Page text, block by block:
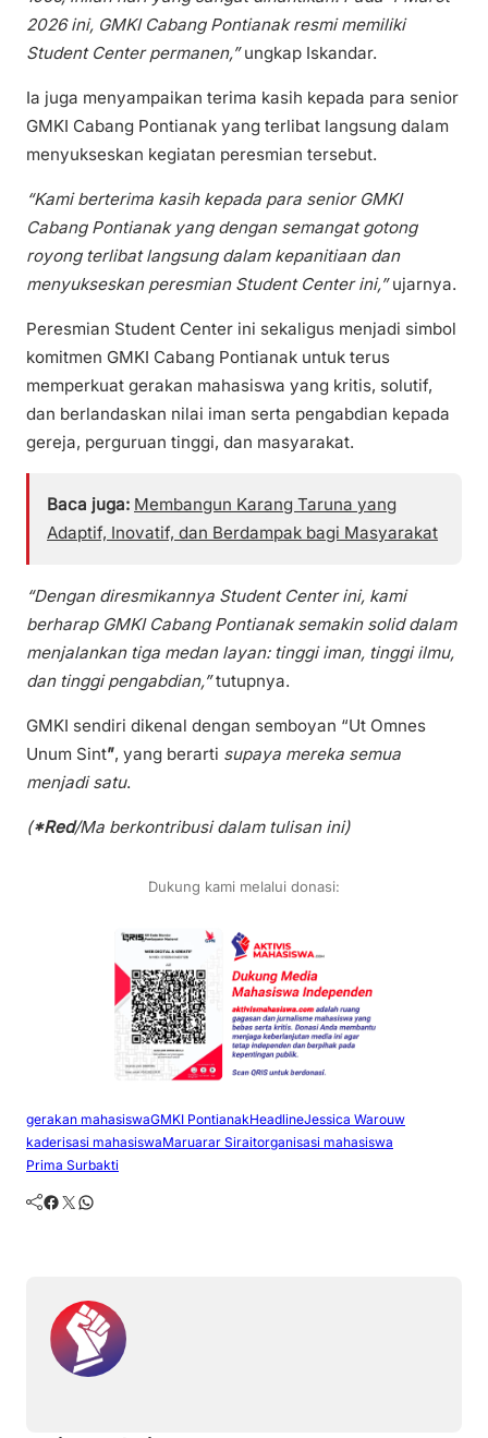
2026 ini, GMKI Cabang Pontianak resmi memiliki
Student Center permanen,”ungkap Iskandar.
Ia juga menyampaikan terima kasih kepada para senior
GMKI Cabang Pontianak yang terlibat langsung dalam
menyukseskan kegiatan peresmian tersebut.
“Kami berterima kasih kepada para senior GMKI
Cabang Pontianak yang dengan semangat gotong
royong terlibat langsung dalam kepanitiaan dan
menyukseskan peresmian Student Center ini,”ujarnya.
Peresmian Student Center ini sekaligus menjadi simbol
komitmen GMKI Cabang Pontianak untuk terus
memperkuat gerakan mahasiswa yang kritis, solutif,
dan berlandaskan nilai iman serta pengabdian kepada
gereja, perguruan tinggi, dan masyarakat.
Baca juga: Membangun Karang Taruna yang
Adaptif, Inovatif, dan Berdampak bagi Masyarakat
“Dengan diresmikannya Student Center ini, kami
berharap GMKI Cabang Pontianak semakin solid dalam
menjalankan tiga medan layan: tinggi iman, tinggi ilmu,
dan tinggi pengabdian,”tutupnya.
GMKI sendiri dikenal dengan semboyan “Ut Omnes
Unum Sint”, yang berarti supaya mereka semua
menjadi satu.
(*Red/Ma berkontribusi dalam tulisan ini)
Dukung kami melalui donasi:
gerakan mahasiswaGMKI PontianakHeadlineJessica Warouw
kaderisasi mahasiswaMaruarar Siraitorganisasi mahasiswa
Prima Surbakti
Facebook Twitter WhatsApp